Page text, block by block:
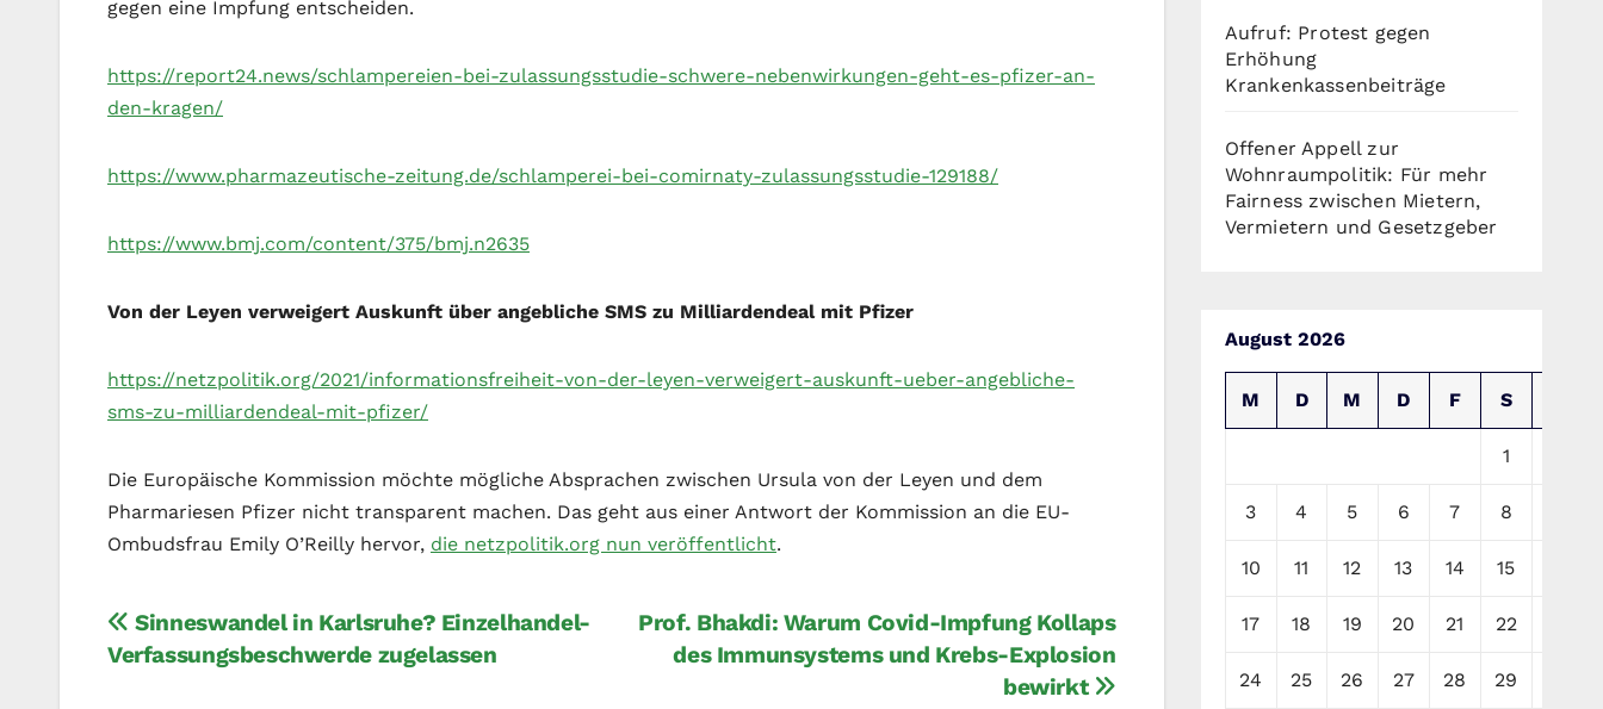
gegen eine Impfung entscheiden.
https://report24.news/schlampereien-bei-zulassungsstudie-schwere-nebenwirkungen-geht-es-pfizer-an-
den-kragen/
https://www.pharmazeutische-zeitung.de/schlamperei-bei-comirnaty-zulassungsstudie-129188/
https://www.bmj.com/content/375/bmj.n2635
Von der Leyen verweigert Auskunft über angebliche SMS zu Milliardendeal mit Pfizer
https://netzpolitik.org/2021/informationsfreiheit-von-der-leyen-verweigert-auskunft-ueber-angebliche-
sms-zu-milliardendeal-mit-pfizer/
Die Europäische Kommission möchte mögliche Absprachen zwischen Ursula von der Leyen und dem
Pharmariesen Pfizer nicht transparent machen. Das geht aus einer Antwort der Kommission an die EU-
Ombudsfrau Emily O’Reilly hervor, die netzpolitik.org nun veröffentlicht.
Beitragsnavigation
Prof. Bhakdi: Warum Covid-Impfung Kollaps
des Immunsystems und Krebs-Explosion
bewirkt
Sinneswandel in Karlsruhe? Einzelhandel-
Verfassungsbeschwerde zugelassen
Aufruf: Protest gegen
Erhöhung
Krankenkassenbeiträge
Offener Appell zur
Wohnraumpolitik: Für mehr
Fairness zwischen Mietern,
Vermietern und Gesetzgeber
August 2026
M D M D F S
1
3 4 5 6 7 8
10 11 12 13 14 15
17 18 19 20 21 22
24 25 26 27 28 29